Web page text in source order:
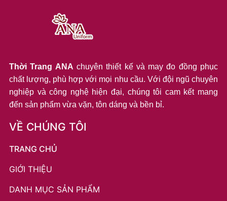
Thời Trang ANA chuyên thiết kế và may đo đồng phục
chất lượng, phù hợp với mọi nhu cầu. Với đội ngũ chuyên
nghiệp và công nghệ hiện đại, chúng tôi cam kết mang
đến sản phẩm vừa vặn, tôn dáng và bền bỉ.
VỀ CHÚNG TÔI
TRANG CHỦ
GIỚI THIỆU
DANH MỤC SẢN PHẨM